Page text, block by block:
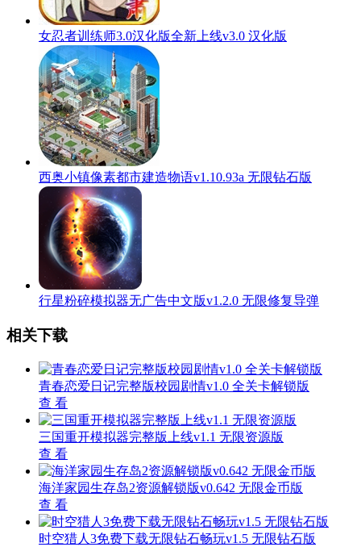
女忍者训练师3.0汉化版全新上线v3.0 汉化版
西奥小镇像素都市建造物语v1.10.93a 无限钻石版
行星粉碎模拟器无广告中文版v1.2.0 无限修复导弹
相关下载
青春恋爱日记完整版校园剧情v1.0 全关卡解锁版
查 看
三国重开模拟器完整版上线v1.1 无限资源版
查 看
海洋家园生存岛2资源解锁版v0.642 无限金币版
查 看
时空猎人3免费下载无限钻石畅玩v1.5 无限钻石版